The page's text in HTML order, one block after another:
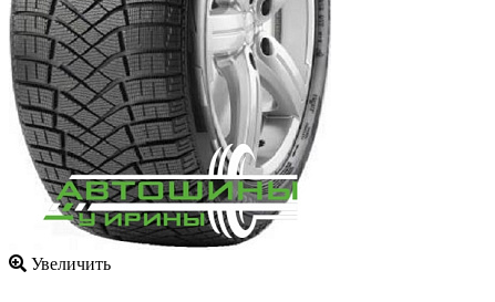
Увеличить